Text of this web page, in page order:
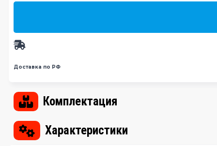
Доставка по РФ
Комплектация
Характеристики